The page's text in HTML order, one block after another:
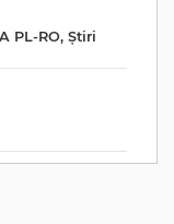
PL-RO, Știri